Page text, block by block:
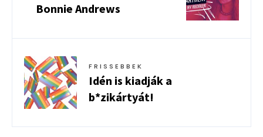
Bonnie Andrews
FRISSEBBEK
Idén is kiadják a
b*zikártyát!